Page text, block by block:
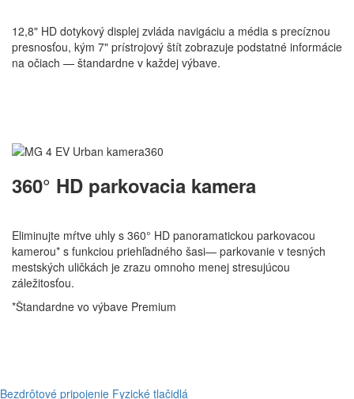
12,8" HD dotykový displej zvláda navigáciu a média s precíznou
presnosťou, kým 7" prístrojový štít zobrazuje podstatné informácie
na očiach — štandardne v každej výbave.
360° HD parkovacia kamera
Eliminujte mŕtve uhly s 360° HD panoramatickou parkovacou
kamerou* s funkciou priehľadného šasi— parkovanie v tesných
mestských uličkách je zrazu omnoho menej stresujúcou
záležitosťou.
*Štandardne vo výbave Premium
Bezdrôtové pripojenie Fyzické tlačidlá